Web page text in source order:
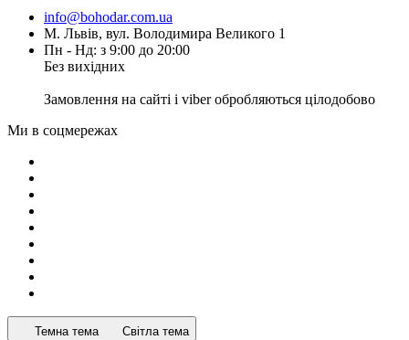
info@bohodar.com.ua
М. Львів, вул. Володимира Великого 1
Пн - Нд: з 9:00 до 20:00
Без вихідних
Замовлення на сайті і viber обробляються цілодобово
Ми в соцмережах
Темна тема Світла тема